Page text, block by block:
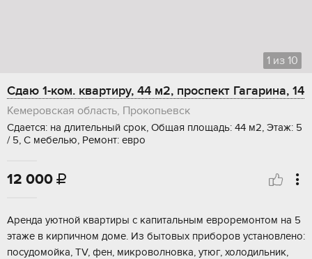
1 из 10
Сдаю 1-ком. квартиру, 44 м2, проспект Гагарина, 14
Кемеровская область, Прокопьевск
Сдается: на длительный срок, Общая площадь: 44 м2, Этаж: 5
/ 5, С мебелью, Ремонт: евро
12 000 
Аренда уютной квартиры с капитальным евроремонтом на 5
этаже в кирпичном доме. Из бытовых приборов установлено:
посудомойка, TV, фен, микроволновка, утюг, холодильник,